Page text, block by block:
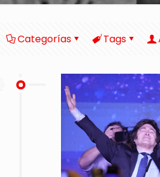
Categorías Tags